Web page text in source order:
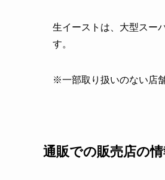
生イーストは、大型スー
す。
※一部取り扱いのない店
通販での販売店の